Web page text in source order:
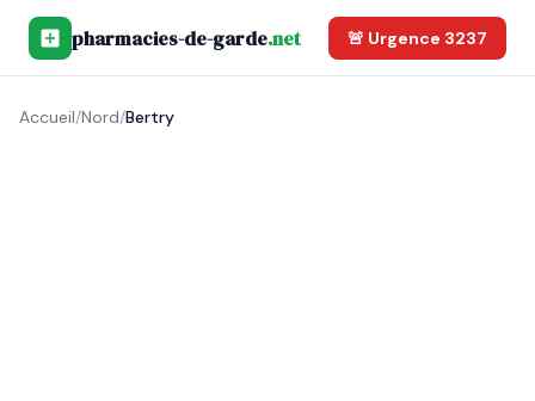
pharmacies-de-garde.net 🚨 Urgence 3237
Accueil/Nord/Bertry